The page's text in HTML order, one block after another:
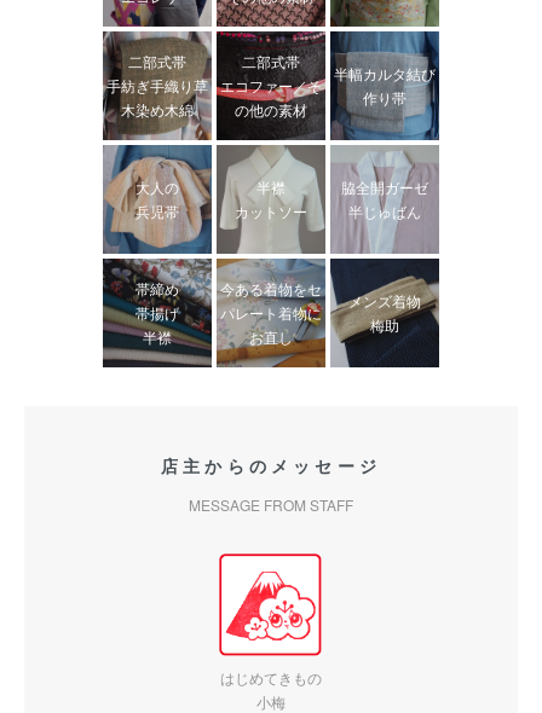
二部式帯
手紡ぎ手織り草
木染め木綿
二部式帯
エコファー／そ
の他の素材
半幅カルタ結び
作り帯
大人の
兵児帯
半襟
カットソー
脇全開ガーゼ
半じゅばん
帯締め
帯揚げ
半襟
今ある着物をセ
パレート着物に
お直し
メンズ着物
梅助
店主からのメッセージ
MESSAGE FROM STAFF
はじめてきもの
小梅